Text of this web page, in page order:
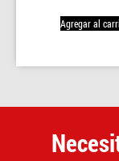
Agregar al